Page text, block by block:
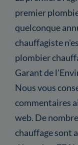
premier
quelconque
chauffagiste
plombier
Garant de
Nous vous
commentaires
web. De
chauffage sont